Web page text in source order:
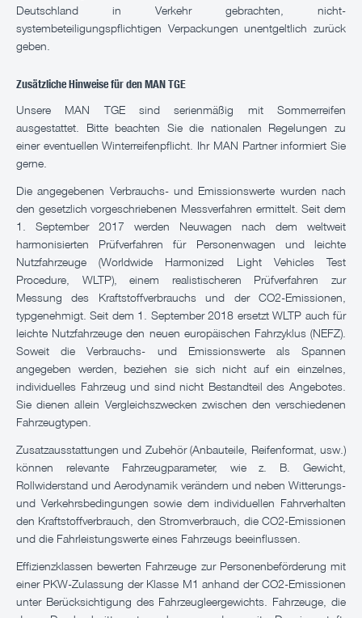
Deutschland in Verkehr gebrachten, nicht-
systembeteiligungspflichtigen Verpackungen unentgeltlich zurück
geben.
Zusätzliche Hinweise für den MAN TGE
Unsere MAN TGE sind serienmäßig mit Sommerreifen
ausgestattet. Bitte beachten Sie die nationalen Regelungen zu
einer eventuellen Winterreifenpflicht. Ihr MAN Partner informiert Sie
gerne.
Die angegebenen Verbrauchs- und Emissionswerte wurden nach
den gesetzlich vorgeschriebenen Messverfahren ermittelt. Seit dem
1. September 2017 werden Neuwagen nach dem weltweit
harmonisierten Prüfverfahren für Personenwagen und leichte
Nutzfahrzeuge (Worldwide Harmonized Light Vehicles Test
Procedure, WLTP), einem realistischeren Prüfverfahren zur
Messung des Kraftstoffverbrauchs und der CO2-Emissionen,
typgenehmigt. Seit dem 1. September 2018 ersetzt WLTP auch für
leichte Nutzfahrzeuge den neuen europäischen Fahrzyklus (NEFZ).
Soweit die Verbrauchs- und Emissionswerte als Spannen
angegeben werden, beziehen sie sich nicht auf ein einzelnes,
individuelles Fahrzeug und sind nicht Bestandteil des Angebotes.
Sie dienen allein Vergleichszwecken zwischen den verschiedenen
Fahrzeugtypen.
Zusatzausstattungen und Zubehör (Anbauteile, Reifenformat, usw.)
können relevante Fahrzeugparameter, wie z. B. Gewicht,
Rollwiderstand und Aerodynamik verändern und neben Witterungs-
und Verkehrsbedingungen sowie dem individuellen Fahrverhalten
den Kraftstoffverbrauch, den Stromverbrauch, die CO2-Emissionen
und die Fahrleistungswerte eines Fahrzeugs beeinflussen.
Effizienzklassen bewerten Fahrzeuge zur Personenbeförderung mit
einer PKW-Zulassung der Klasse M1 anhand der CO2-Emissionen
unter Berücksichtigung des Fahrzeugleergewichts. Fahrzeuge, die